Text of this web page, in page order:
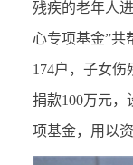
残疾的老年人
心专项基金”共
174户，子女伤
捐款100万元，
项基金，用以